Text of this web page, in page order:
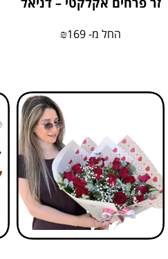
החל מ- ₪169